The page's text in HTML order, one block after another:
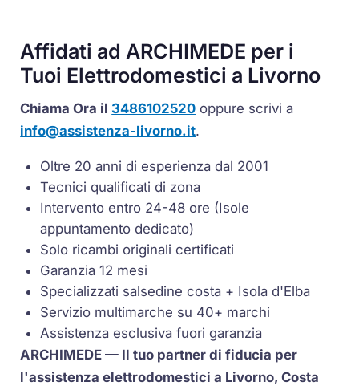
Affidati ad ARCHIMEDE per i
Tuoi Elettrodomestici a Livorno
Chiama Ora il 3486102520 oppure scrivi a
info@assistenza-livorno.it.
Oltre 20 anni di esperienza dal 2001
Tecnici qualificati di zona
Intervento entro 24-48 ore (Isole
appuntamento dedicato)
Solo ricambi originali certificati
Garanzia 12 mesi
Specializzati salsedine costa + Isola d'Elba
Servizio multimarche su 40+ marchi
Assistenza esclusiva fuori garanzia
ARCHIMEDE — Il tuo partner di fiducia per
l'assistenza elettrodomestici a Livorno, Costa